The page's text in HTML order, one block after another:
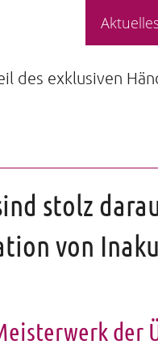
Events
stolz
von
der